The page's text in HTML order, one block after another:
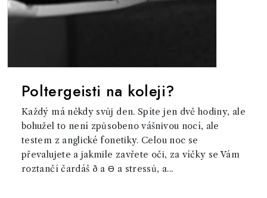
Poltergeisti na koleji?
Každý má někdy svůj den. Spíte jen dvě hodiny, ale
bohužel to není způsobeno vášnivou nocí, ale
testem z anglické fonetiky. Celou noc se
převalujete a jakmile zavřete oči, za víčky se Vám
roztančí čardáš ð a Ɵ a stressů, a...